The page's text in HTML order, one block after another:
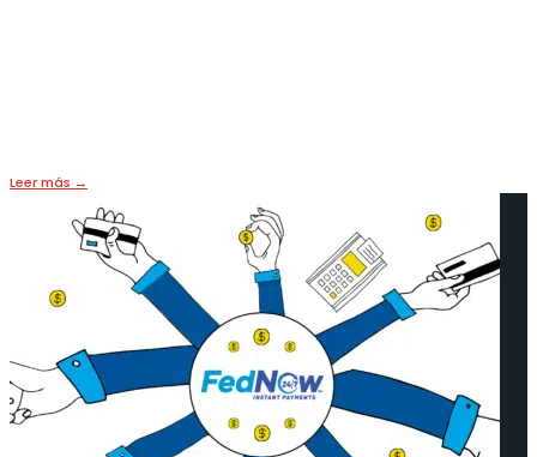
Leer más →